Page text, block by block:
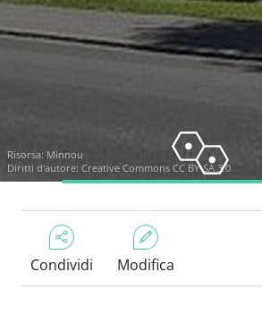
Risorsa: Minnou
Diritti d'autore: Creative Commons CC BY-SA 3.0
Condividi Modifica